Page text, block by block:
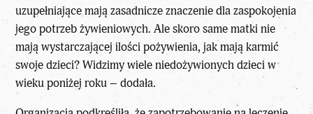
uzupełniające mają zasadnicze znaczenie dla zaspokojenia
jego potrzeb żywieniowych. Ale skoro same matki nie
mają wystarczającej ilości pożywienia, jak mają karmić
swoje dzieci? Widzimy wiele niedożywionych dzieci w
wieku poniżej roku – dodała.